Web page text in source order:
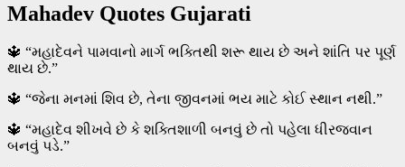
Mahadev Quotes Gujarati
🔱 “મહાદેવને પામવાનો માર્ગ ભક્તિથી શરૂ થાય છે અને શાંતિ પર પૂર્ણ
થાય છે.”
🔱 “જેના મનમાં શિવ છે, તેના જીવનમાં ભય માટે કોઈ સ્થાન નથી.”
🔱 “મહાદેવ શીખવે છે કે શક્તિશાળી બનવું છે તો પહેલા ધીરજવાન
બનવું પડે.”